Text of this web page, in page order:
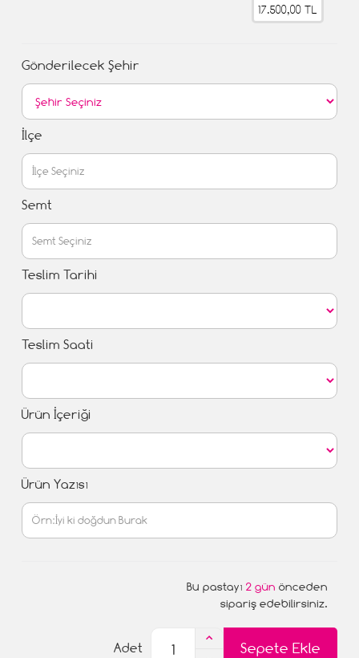
17.500,00 TL
Gönderilecek Şehir
İlçe
Semt
Teslim Tarihi
Teslim Saati
Ürün İçeriği
Ürün Yazısı
Bu pastayı 2 gün önceden
sipariş edebilirsiniz.
Sepete Ekle
Adet